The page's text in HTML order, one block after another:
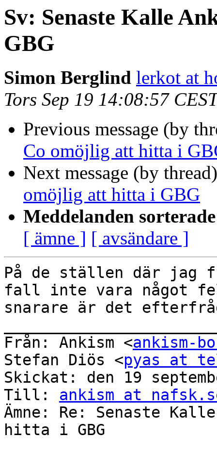
Sv: Senaste Kalle
GBG
Simon Berglind lerkot at
Tors Sep 19 14:08:57
Previous message (by
Co omöjlig att hitta i
Next message (by
omöjlig att hitta i GBG
Meddelanden
[ ämne ] [ avsändare ]
På de ställen där jag
fall inte vara något
snarare är det
Från: Ankism <ankism-
Stefan Diös <pyas at
Skickat: den 19
Till: ankism at
Ämne: Re: Senaste
hitta i GBG